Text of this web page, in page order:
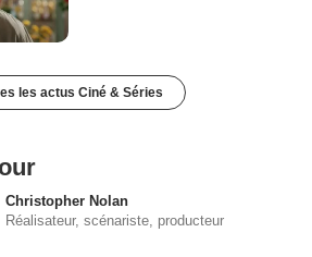
les actus Ciné & Séries
Christopher Nolan
Réalisateur, scénariste, producteur